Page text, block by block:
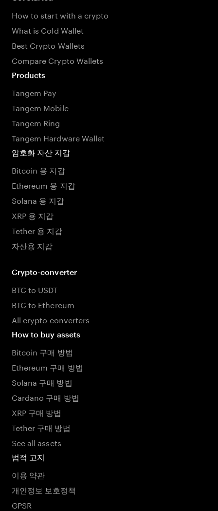
How to start with a crypto
What is Cold Wallet
Best Crypto Wallets
Compare Crypto Wallets
Products
Tangem Pay
Tangem Mobile
Tangem Ring
Tangem Hardware Wallet
암호화 자산 지갑
Bitcoin 용 지갑
Ethereum 용 지갑
Solana 용 지갑
XRP 용 지갑
Tether 용 지갑
자산용 지갑
Crypto-converter
BTC to USDT
BTC to Ethereum
All crypto converters
How to buy assets
Bitcoin 구매 방법
Ethereum 구매 방법
Solana 구매 방법
Cardano 구매 방법
XRP 구매 방법
Tether 구매 방법
See all assets
법적 고지
이용 약관
개인정보 보호정책
GPSR